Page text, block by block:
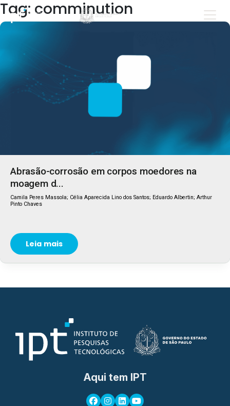
Tag: comminution
Abrasão-corrosão em corpos moedores na
moagem d...
Camila Peres Massola; Célia Aparecida Lino dos Santos; Eduardo Albertin; Arthur
Pinto Chaves
Leia mais
Aqui tem IPT